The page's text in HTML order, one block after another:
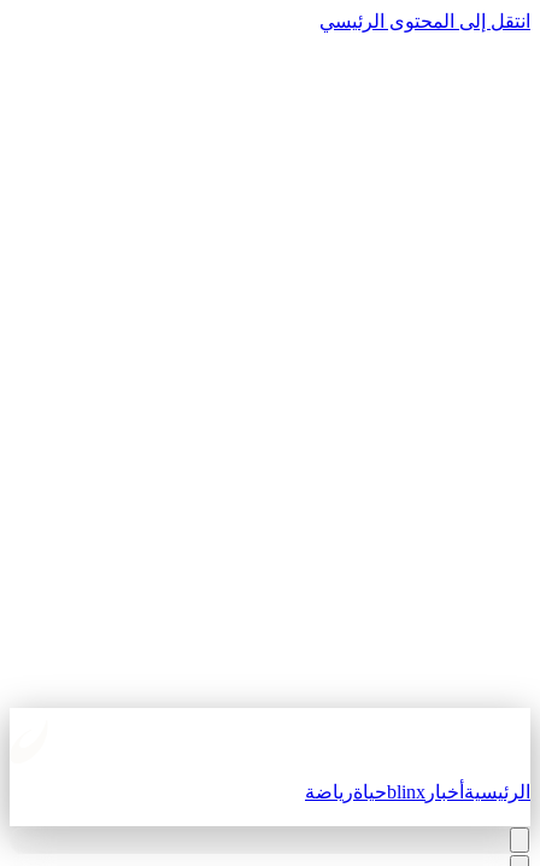
انتقل إلى المحتوى الرئيسي
الرئيسيةأخبارblinxحياةرياضة